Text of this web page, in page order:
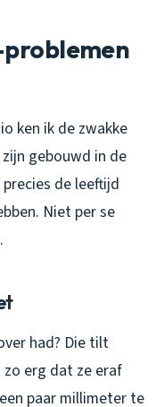
problemen
ken ik de zwakke
gebouwd in de
precies de leeftijd
Niet per se
had? Die tilt
erg dat ze eraf
paar millimeter te